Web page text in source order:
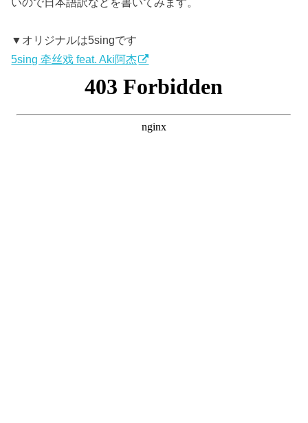
▼オリジナルは5singです
5sing 牵丝戏 feat. Aki阿杰